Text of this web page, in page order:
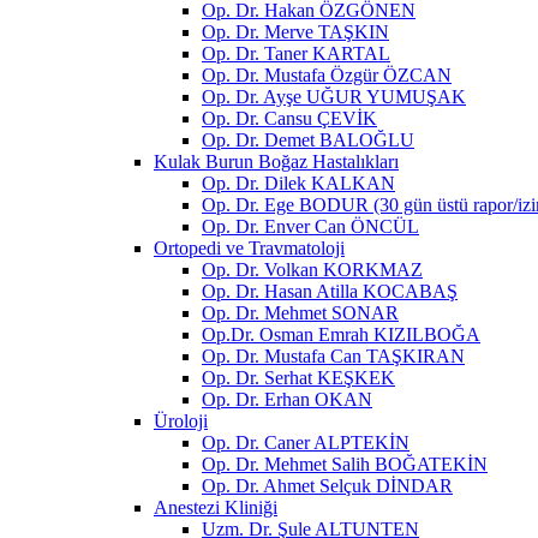
Op. Dr. Hakan ÖZGÖNEN
Op. Dr. Merve TAŞKIN
Op. Dr. Taner KARTAL
Op. Dr. Mustafa Özgür ÖZCAN
Op. Dr. Ayşe UĞUR YUMUŞAK
Op. Dr. Cansu ÇEVİK
Op. Dr. Demet BALOĞLU
Kulak Burun Boğaz Hastalıkları
Op. Dr. Dilek KALKAN
Op. Dr. Ege BODUR (30 gün üstü rapor/
Op. Dr. Enver Can ÖNCÜL
Ortopedi ve Travmatoloji
Op. Dr. Volkan KORKMAZ
Op. Dr. Hasan Atilla KOCABAŞ
Op. Dr. Mehmet SONAR
Op.Dr. Osman Emrah KIZILBOĞA
Op. Dr. Mustafa Can TAŞKIRAN
Op. Dr. Serhat KEŞKEK
Op. Dr. Erhan OKAN
Üroloji
Op. Dr. Caner ALPTEKİN
Op. Dr. Mehmet Salih BOĞATEKİN
Op. Dr. Ahmet Selçuk DİNDAR
Anestezi Kliniği
Uzm. Dr. Şule ALTUNTEN